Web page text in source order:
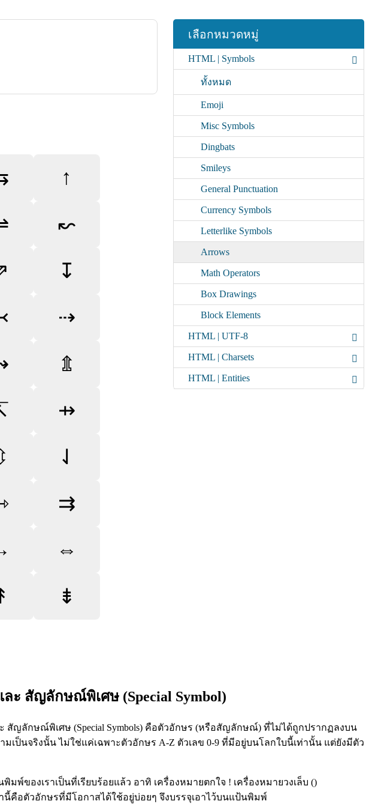
↑
↜
↧
⇢
⇭
⇸
⇃
⇉
⇔
⇟
เลือกหมวดหมู่
HTML | Symbols
ทั้งหมด
Emoji
Misc Symbols
Dingbats
Smileys
General Punctuation
Currency Symbols
Letterlike Symbols
Arrows
Math Operators
Box Drawings
Block Elements
HTML | UTF-8
HTML | Charsets
HTML | Entities
ละ สัญลักษณ์พิเศษ (Special Symbol)
และ สัญลักษณ์พิเศษ (Special Symbols) คือตัวอักษร (หรือสัญลักษณ์) ที่ไม่ได้ถูกปรากฏลงบน
ป็นจริงนั้น ไม่ใช่แค่เฉพาะตัวอักษร A-Z ตัวเลข 0-9 ที่มีอยู่บนโลกใบนี้เท่านั้น แต่ยังมีตัว
ของเราเป็นที่เรียบร้อยแล้ว อาทิ เครื่องหมายตกใจ ! เครื่องหมายวงเล็บ ()
นี้คือตัวอักษรที่มีโอกาสได้ใช้อยู่บ่อยๆ จึงบรรจุเอาไว้บนแป้นพิมพ์